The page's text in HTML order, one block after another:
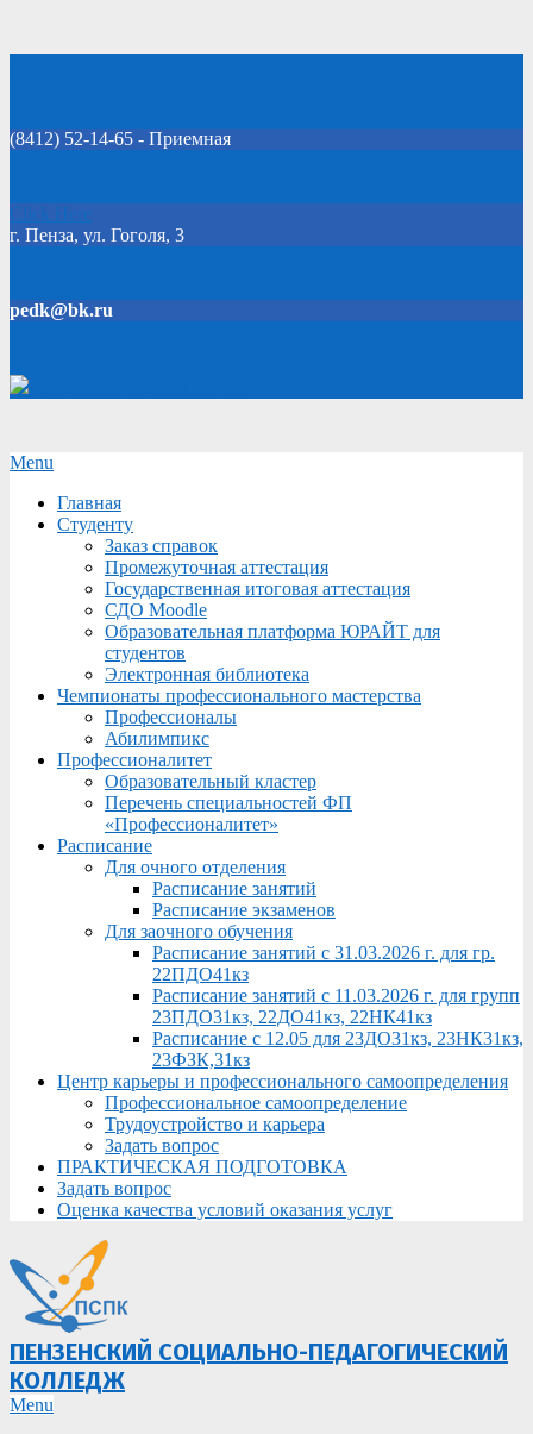
(8412) 52-14-65 - Приемная
Click Here
г. Пенза, ул. Гоголя, 3
pedk@bk.ru
Secondary
Menu
Menu
Главная
Студенту
Заказ справок
Промежуточная аттестация
Государственная итоговая аттестация
СДО Moodle
Образовательная платформа ЮРАЙТ для
студентов
Электронная библиотека
Чемпионаты профессионального мастерства
Профессионалы
Абилимпикс
Профессионалитет
Образовательный кластер
Перечень специальностей ФП
«Профессионалитет»
Расписание
Для очного отделения
Расписание занятий
Расписание экзаменов
Для заочного обучения
Расписание занятий с 31.03.2026 г. для гр.
22ПДО41кз
Расписание занятий с 11.03.2026 г. для групп
23ПДО31кз, 22ДО41кз, 22НК41кз
Расписание с 12.05 для 23ДО31кз, 23НК31кз,
23ФЗК,31кз
Центр карьеры и профессионального самоопределения
Профессиональное самоопределение
Трудоустройство и карьера
Задать вопрос
ПРАКТИЧЕСКАЯ ПОДГОТОВКА
Задать вопрос
Оценка качества условий оказания услуг
ПЕНЗЕНСКИЙ СОЦИАЛЬНО-ПЕДАГОГИЧЕСКИЙ
КОЛЛЕДЖ
Primary
Menu